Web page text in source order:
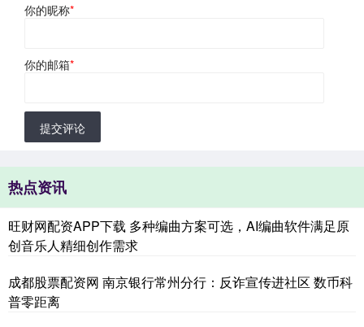
你的昵称*
你的邮箱*
提交评论
热点资讯
旺财网配资APP下载 多种编曲方案可选，AI编曲软件满足原
创音乐人精细创作需求
成都股票配资网 南京银行常州分行：反诈宣传进社区 数币科
普零距离